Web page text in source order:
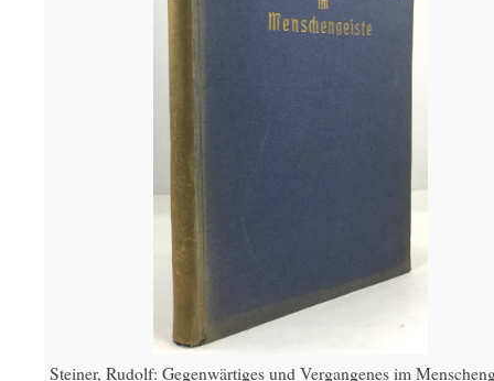
Steiner, Rudolf: Gegenwärtiges und Vergangenes im